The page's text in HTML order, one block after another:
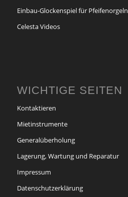
Einbau-Glockenspiel für Pfeifenorgeln
Celesta Videos
WICHTIGE SEITEN
Kontaktieren
Mietinstrumente
Generalüberholung
Lagerung, Wartung und Reparatur
Impressum
Datenschutzerklärung